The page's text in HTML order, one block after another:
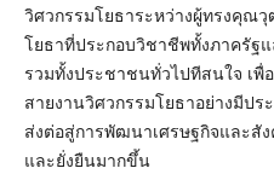
วิศวกรรมโยธาระหว่างผู้ทรงคุณ
โยธาที่ประกอบวิชาชีพทั้งภาครัฐ
รวมทั้งประชาชนทั่วไปทีสนใจ เพื่
สายงานวิศวกรรมโยธาอย่างมีป
ส่งต่อสู่การพัฒนาเศรษฐกิจและสั
และยั่งยืนมากขึ้น